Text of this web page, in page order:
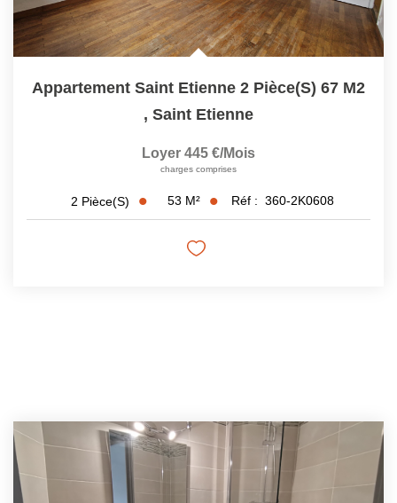
Appartement Saint Etienne 2 Pièce(s) 67 M2
, Saint Etienne
Loyer 445 €/mois
charges comprises
2 Pièce(s) 53 M² Réf : 360-2K0608